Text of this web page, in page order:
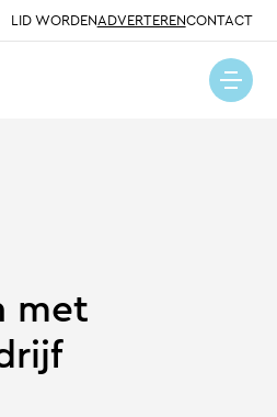
LID WORDENADVERTERENCONTACT
met